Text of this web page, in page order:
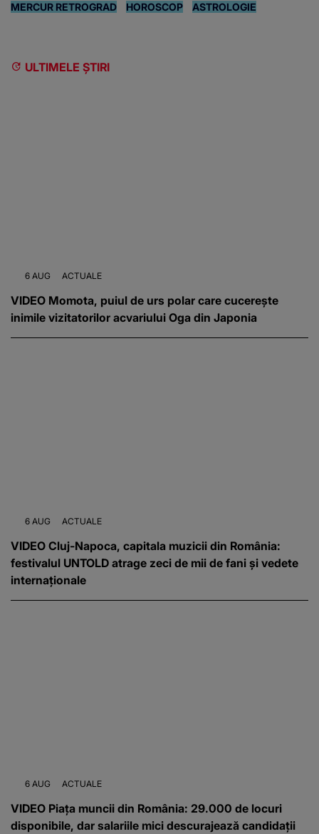
MERCUR RETROGRAD
HOROSCOP ASTROLOGIE
ULTIMELE ȘTIRI
6 AUG ACTUALE
VIDEO Momota, puiul de urs polar care cucerește
inimile vizitatorilor acvariului Oga din Japonia
6 AUG ACTUALE
VIDEO Cluj-Napoca, capitala muzicii din România:
festivalul UNTOLD atrage zeci de mii de fani și vedete
internaționale
6 AUG ACTUALE
VIDEO Piața muncii din România: 29.000 de locuri
disponibile, dar salariile mici descurajează candidații